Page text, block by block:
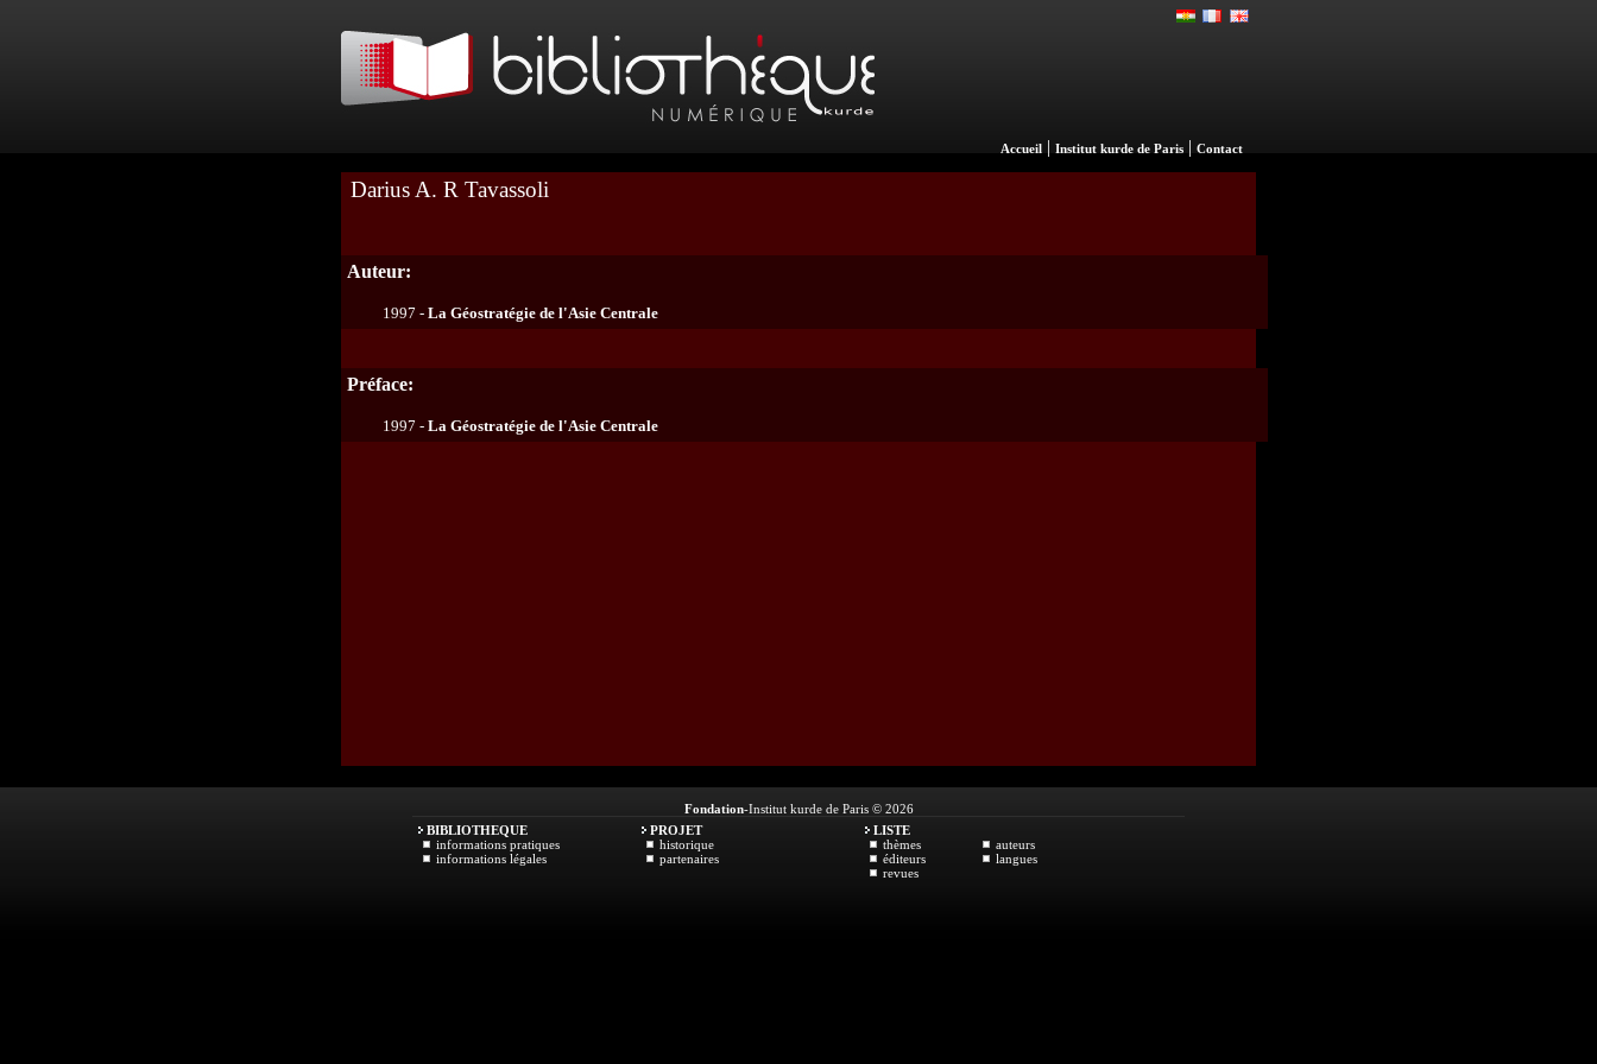
Accueil | Institut kurde de Paris | Contact
Darius A. R Tavassoli
Auteur:
1997 - La Géostratégie de l'Asie Centrale
Préface:
1997 - La Géostratégie de l'Asie Centrale
Fondation-Institut kurde de Paris © 2026
BIBLIOTHEQUE
informations pratiques
informations légales
PROJET
historique
partenaires
LISTE
thèmes
auteurs
éditeurs
langues
revues